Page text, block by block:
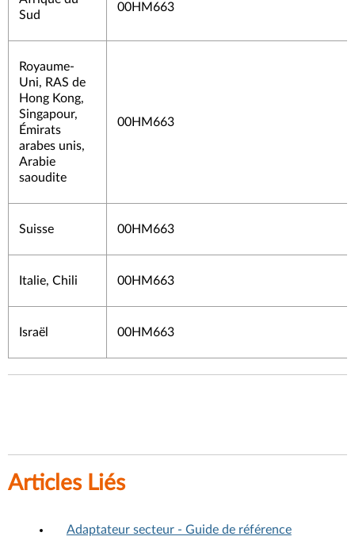
Sud
00HM663
Royaume-
Uni, RAS de
Hong Kong,
Singapour,
Émirats
arabes unis,
Arabie
saoudite
00HM663
Suisse 00HM663
Italie, Chili 00HM663
Israël 00HM663
Articles Liés
Adaptateur secteur - Guide de référence